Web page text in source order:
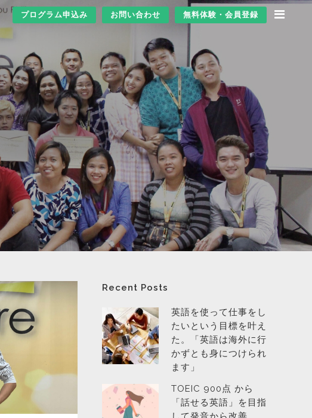
プログラム申込み お問い合わせ 無料体験・会員登録
Recent Posts
英語を使って仕事をし
たいという目標を叶え
た。「英語は海外に行
かずとも身につけられ
ます」
TOEIC 900点 から
「話せる英語」を目指